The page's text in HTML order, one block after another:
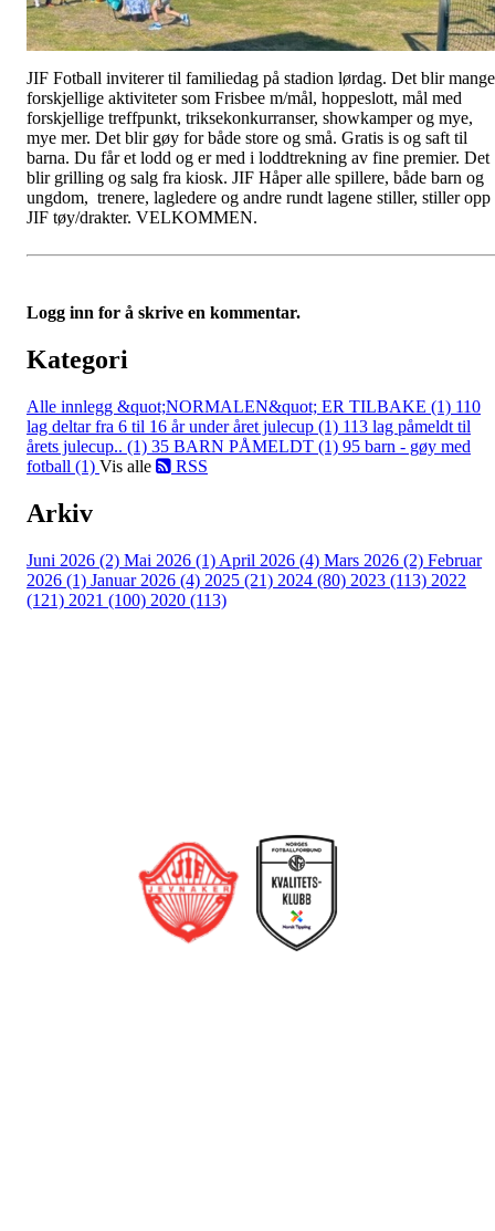
JIF Fotball inviterer til familiedag på stadion lørdag. Det blir mange
forskjellige aktiviteter som Frisbee m/mål, hoppeslott, mål med
forskjellige treffpunkt, triksekonkurranser, showkamper og mye,
mye mer. Det blir gøy for både store og små. Gratis is og saft til
barna. Du får et lodd og er med i loddtrekning av fine premier. Det
blir grilling og salg fra kiosk. JIF Håper alle spillere, både barn og
ungdom, trenere, lagledere og andre rundt lagene stiller, stiller opp
JIF tøy/drakter. VELKOMMEN.
Logg inn for å skrive en kommentar.
Kategori
Alle innlegg &quot;NORMALEN&quot; ER TILBAKE (1) 110
lag deltar fra 6 til 16 år under året julecup (1) 113 lag påmeldt til
årets julecup.. (1) 35 BARN PÅMELDT (1) 95 barn - gøy med
fotball (1) Vis alle RSS
Arkiv
Juni 2026 (2) Mai 2026 (1) April 2026 (4) Mars 2026 (2) Februar
2026 (1) Januar 2026 (4) 2025 (21) 2024 (80) 2023 (113) 2022
(121) 2021 (100) 2020 (113)